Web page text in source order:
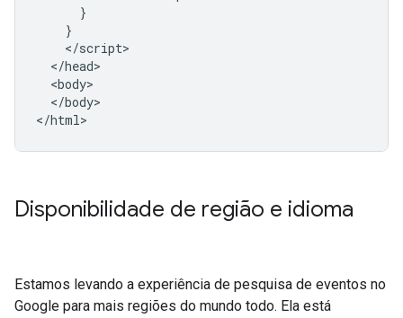
      }
    }
    </script>
  </head>
  <body>
  </body>
</html>
Disponibilidade de região e idioma
Estamos levando a experiência de pesquisa de eventos no
Google para mais regiões do mundo todo. Ela está